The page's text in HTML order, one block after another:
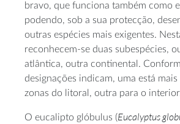
bravo, que funciona também como
podendo, sob a sua protecção,
outras espécies mais exigentes.
reconhecem-se duas subespécies,
atlântica, outra continental.
designações indicam, uma está mais
zonas do litoral, outra para o interior.
O eucalipto glóbulus (Eucalyptus